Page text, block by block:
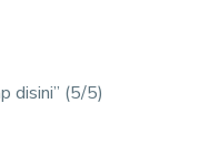
disini” (5/5)